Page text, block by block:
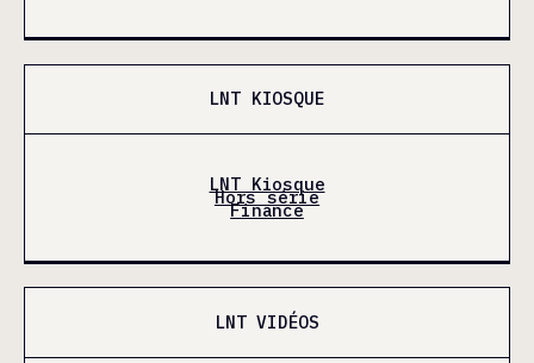
LNT KIOSQUE
LNT Kiosque
Hors série
Finance
LNT VIDÉOS